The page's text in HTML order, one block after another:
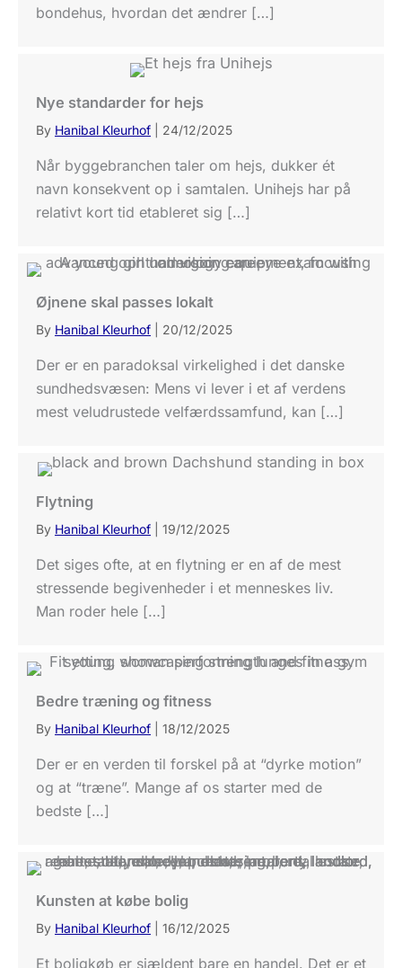
bondehus, hvordan det ændrer […]
Nye standarder for hejs
By Hanibal Kleurhof 24/12/2025
Når byggebranchen taler om hejs, dukker ét
navn konsekvent op i samtalen. Unihejs har på
relativt kort tid etableret sig […]
Øjnene skal passes lokalt
By Hanibal Kleurhof 20/12/2025
Der er en paradoksal virkelighed i det danske
sundhedsvæsen: Mens vi lever i et af verdens
mest veludrustede velfærdssamfund, kan […]
Flytning
By Hanibal Kleurhof 19/12/2025
Det siges ofte, at en flytning er en af de mest
stressende begivenheder i et menneskes liv.
Man roder hele […]
Bedre træning og fitness
By Hanibal Kleurhof 18/12/2025
Der er en verden til forskel på at “dyrke motion”
og at “træne”. Mange af os starter med de
bedste […]
Kunsten at købe bolig
By Hanibal Kleurhof 16/12/2025
Et boligkøb er sjældent bare en handel. Det er et